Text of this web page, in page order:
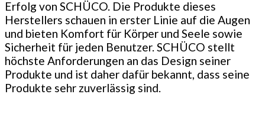
Erfolg von SCHÜCO. Die Produkte dieses
Herstellers schauen in erster Linie auf die Augen
und bieten Komfort für Körper und Seele sowie
Sicherheit für jeden Benutzer. SCHÜCO stellt
höchste Anforderungen an das Design seiner
Produkte und ist daher dafür bekannt, dass seine
Produkte sehr zuverlässig sind.